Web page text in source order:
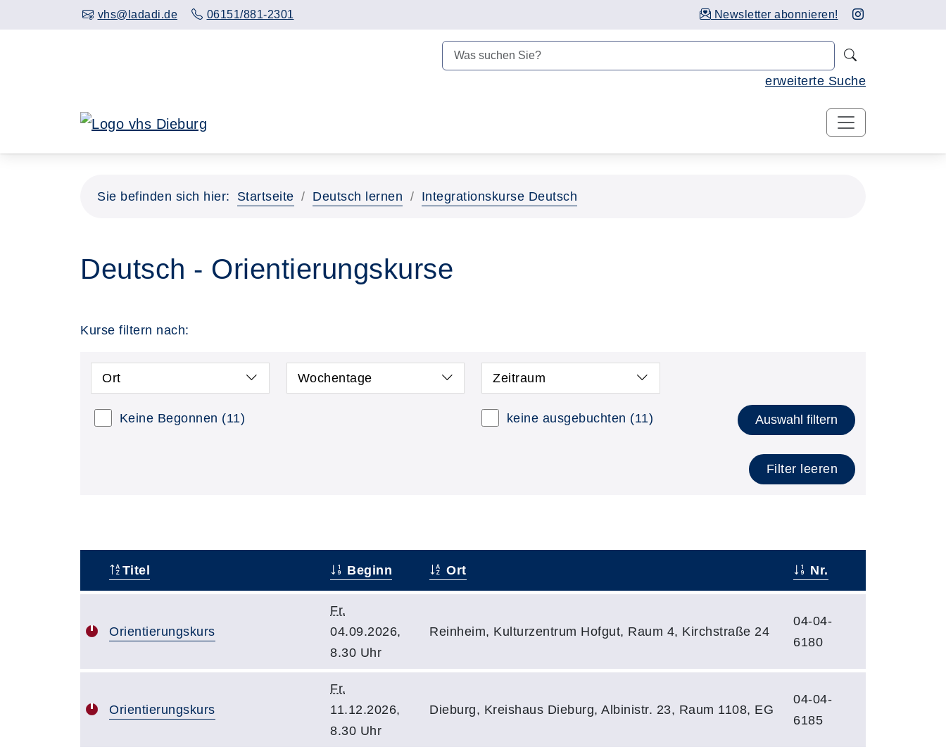
vhs@ladadi.de 06151/881-2301 Newsletter abonnieren!
erweiterte Suche
Hauptinhalt anspringen
Sie befinden sich hier: Startseite Deutsch lernen Integrationskurse Deutsch
Deutsch - Orientierungskurse
Kurse filtern nach:
Ort Wochentage Zeitraum
Keine Begonnen (11) keine ausgebuchten (11) Auswahl filtern
Filter leeren
Titel Beginn Ort Nr.
Orientierungskurs
Fr.
04.09.2026,
8.30 Uhr
Reinheim, Kulturzentrum Hofgut, Raum 4, Kirchstraße 24
04-04-
6180
Orientierungskurs
Fr.
11.12.2026,
8.30 Uhr
Dieburg, Kreishaus Dieburg, Albinistr. 23, Raum 1108, EG
04-04-
6185